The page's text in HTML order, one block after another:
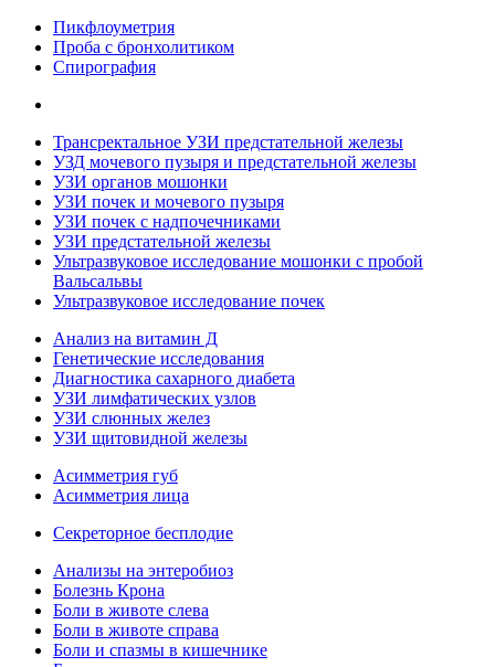
Пикфлоуметрия
Проба с бронхолитиком
Спирография
Трансректальное УЗИ предстательной железы
УЗД мочевого пузыря и предстательной железы
УЗИ органов мошонки
УЗИ почек и мочевого пузыря
УЗИ почек с надпочечниками
УЗИ предстательной железы
Ультразвуковое исследование мошонки с пробой
Вальсальвы
Ультразвуковое исследование почек
Анализ на витамин Д
Генетические исследования
Диагностика сахарного диабета
УЗИ лимфатических узлов
УЗИ слюнных желез
УЗИ щитовидной железы
Асимметрия губ
Асимметрия лица
Секреторное бесплодие
Анализы на энтеробиоз
Болезнь Крона
Боли в животе слева
Боли в животе справа
Боли и спазмы в кишечнике